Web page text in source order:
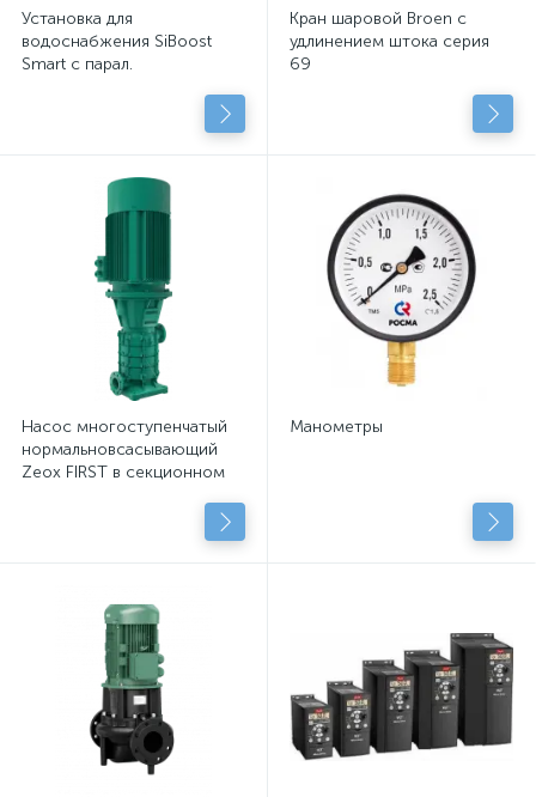
Установка для
водоснабжения SiBoost
Smart с парал.
центробежными насосами
Кран шаровой Broen с
удлинением штока серия
69
Насос многоступенчатый
нормальновсасывающий
Zeox FIRST в секционном
Манометры